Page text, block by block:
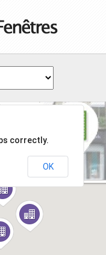
47700 -
correctly.
OK